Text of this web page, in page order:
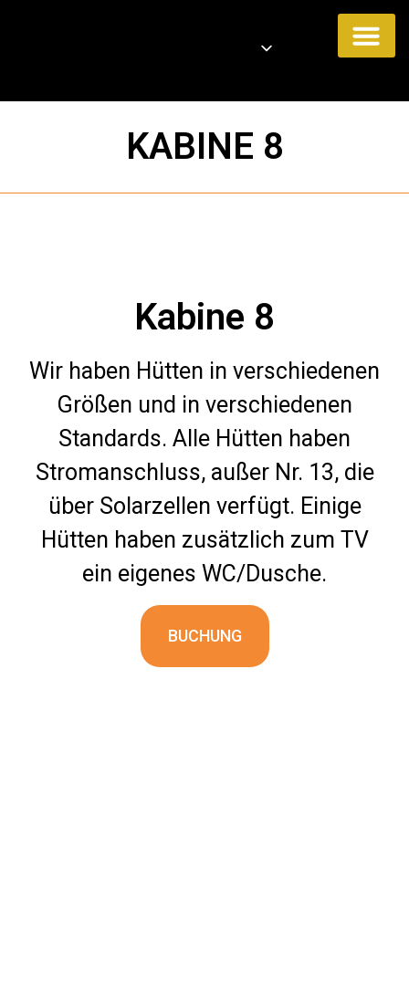
KABINE 8
Kabine 8
Wir haben Hütten in verschiedenen
Größen und in verschiedenen
Standards. Alle Hütten haben
Stromanschluss, außer Nr. 13, die
über Solarzellen verfügt. Einige
Hütten haben zusätzlich zum TV
ein eigenes WC/Dusche.
BUCHUNG